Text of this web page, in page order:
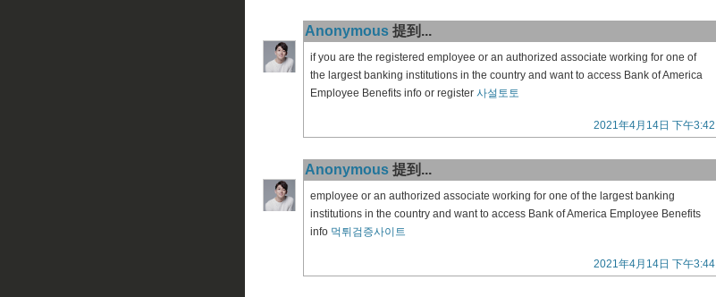
Anonymous提到...
if you are the registered employee or an authorized associate working for one of
the largest banking institutions in the country and want to access Bank of America
Employee Benefits info or register 사설토토
2021年4月14日 下午3:42
Anonymous提到...
employee or an authorized associate working for one of the largest banking
institutions in the country and want to access Bank of America Employee Benefits
info 먹튀검증사이트
2021年4月14日 下午3:44